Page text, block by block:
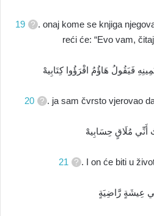
19
. onaj kome se knjiga
reći će: “Evo vam,
فَيَقُولُ هَاؤُمُ اقْرَؤُوا كِتَابِيهْ
20 . ja sam čvrsto vjerovao
أَنِّي مُلَاقٍ حِسَابِيهْ
21 . I on će biti u
عِيشَةٍ رَّاضِيَةٍ